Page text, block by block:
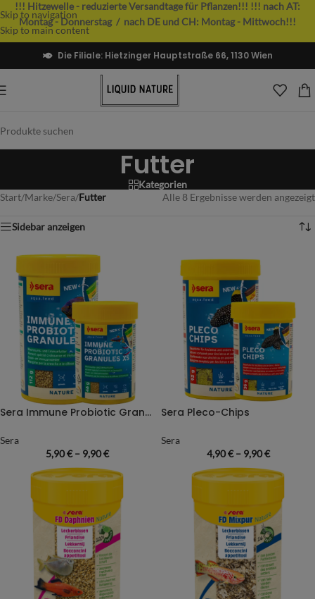
Skip to navigation
Skip to main content
!!! Hitzewelle - reduzierte Versandtage für Pflanzen!!! !!! nach AT:
Montag - Donnerstag / nach DE und CH: Montag - Mittwoch!!!
Die Filiale: Hietzinger Hauptstraße 66, 1130 Wien
Futter
Kategorien
Start/Marke/Sera/Futter Alle 8 Ergebnisse werden angezeigt
Sidebar anzeigen
Sera Immune Probiotic Granules
Sera
5,90€– 9,90€
Sera Pleco-Chips
Sera
4,90€– 9,90€